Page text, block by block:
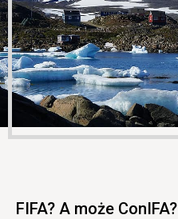
FIFA? A może ConIFA?